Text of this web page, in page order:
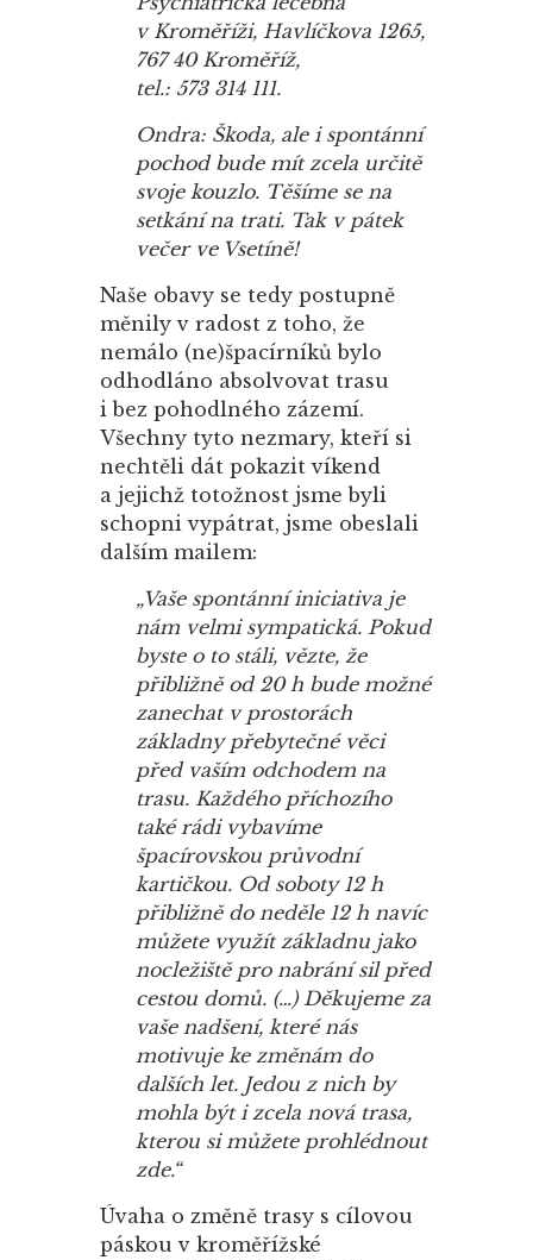
v Kroměříži, Havlíčkova 1265,
767 40 Kroměříž,
tel.: 573 314 111.
Ondra: Škoda, ale i spontánní
pochod bude mít zcela určitě
svoje kouzlo. Těšíme se na
setkání na trati. Tak v pátek
večer ve Vsetíně!
Naše obavy se tedy postupně
měnily v radost z toho, že
nemálo (ne)špacírníků bylo
odhodláno absolvovat trasu
i bez pohodlného zázemí.
Všechny tyto nezmary, kteří si
nechtěli dát pokazit víkend
a jejichž totožnost jsme byli
schopni vypátrat, jsme obeslali
dalším mailem:
„Vaše spontánní iniciativa je
nám velmi sympatická. Pokud
byste o to stáli, vězte, že
přibližně od 20 h bude možné
zanechat v prostorách
základny přebytečné věci
před vaším odchodem na
trasu. Každého příchozího
také rádi vybavíme
špacírovskou průvodní
kartičkou. Od soboty 12 h
přibližně do neděle 12 h navíc
můžete využít základnu jako
nocležiště pro nabrání sil před
cestou domů. (…) Děkujeme za
vaše nadšení, které nás
motivuje ke změnám do
dalších let. Jedou z nich by
mohla být i zcela nová trasa,
kterou si můžete prohlédnout
zde.“
Úvaha o změně trasy s cílovou
páskou v kroměřížské